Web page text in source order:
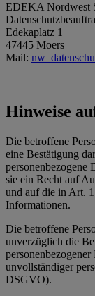
EDEKA Nordwest
Edekaplatz 1
47445 Moers
Mail:
Hinweise
Die betroffene
eine Bestätigung
personenbezogene
sie ein Recht auf
und auf die in Art.
Informationen.
Die betroffene
unverzüglich die
unvollständiger
DSGVO).